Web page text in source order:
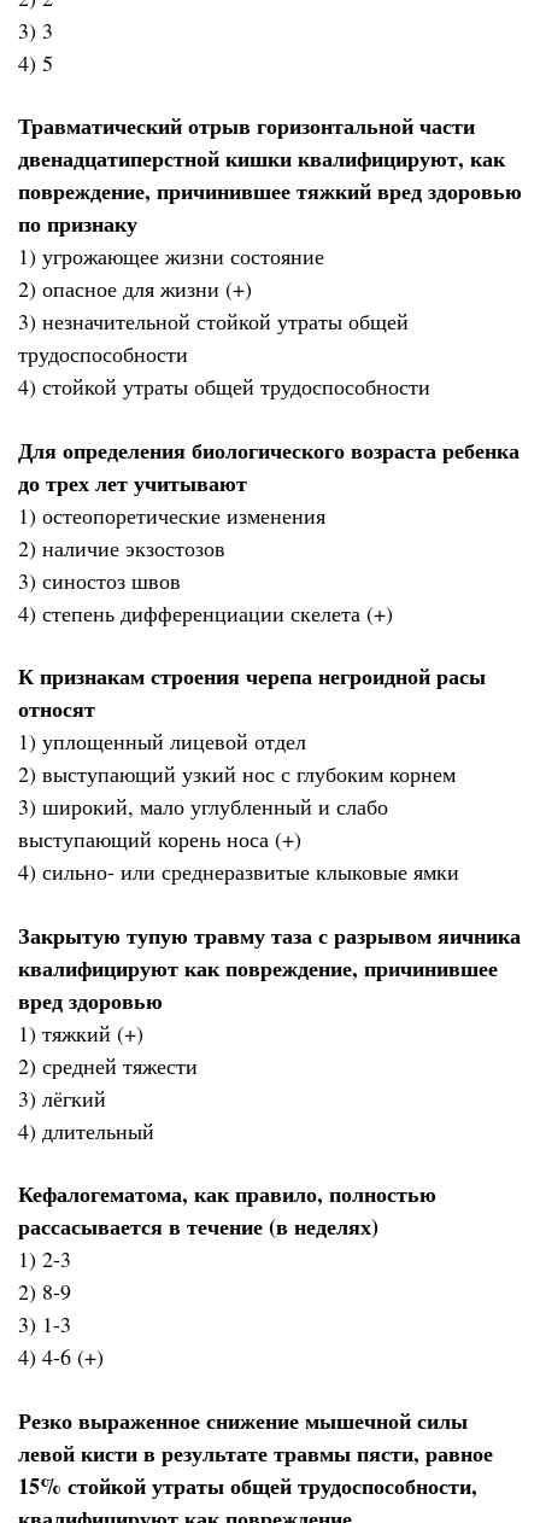
3) 3
4) 5
Травматический отрыв горизонтальной части
двенадцатиперстной кишки квалифицируют, как
повреждение, причинившее тяжкий вред здоровью
по признаку
1) угрожающее жизни состояние
2) опасное для жизни (+)
3) незначительной стойкой утраты общей
трудоспособности
4) стойкой утраты общей трудоспособности
Для определения биологического возраста ребенка
до трех лет учитывают
1) остеопоретические изменения
2) наличие экзостозов
3) синостоз швов
4) степень дифференциации скелета (+)
К признакам строения черепа негроидной расы
относят
1) уплощенный лицевой отдел
2) выступающий узкий нос с глубоким корнем
3) широкий, мало углубленный и слабо
выступающий корень носа (+)
4) сильно- или среднеразвитые клыковые ямки
Закрытую тупую травму таза с разрывом яичника
квалифицируют как повреждение, причинившее
вред здоровью
1) тяжкий (+)
2) средней тяжести
3) лёгкий
4) длительный
Кефалогематома, как правило, полностью
рассасывается в течение (в неделях)
1) 2-3
2) 8-9
3) 1-3
4) 4-6 (+)
Резко выраженное снижение мышечной силы
левой кисти в результате травмы пясти, равное
15% стойкой утраты общей трудоспособности,